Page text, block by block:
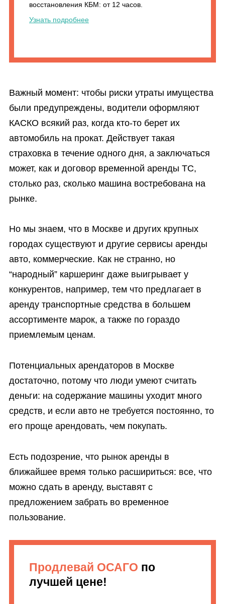
восстановления КБМ: от 12 часов.
Узнать подробнее
Важный момент: чтобы риски утраты имущества
были предупреждены, водители оформляют
КАСКО всякий раз, когда кто-то берет их
автомобиль на прокат. Действует такая
страховка в течение одного дня, а заключаться
может, как и договор временной аренды ТС,
столько раз, сколько машина востребована на
рынке.
Но мы знаем, что в Москве и других крупных
городах существуют и другие сервисы аренды
авто, коммерческие. Как не странно, но
“народный” каршеринг даже выигрывает у
конкурентов, например, тем что предлагает в
аренду транспортные средства в большем
ассортименте марок, а также по гораздо
приемлемым ценам.
Потенциальных арендаторов в Москве
достаточно, потому что люди умеют считать
деньги: на содержание машины уходит много
средств, и если авто не требуется постоянно, то
его проще арендовать, чем покупать.
Есть подозрение, что рынок аренды в
ближайшее время только расшириться: все, что
можно сдать в аренду, выставят с
предложением забрать во временное
пользование.
Продлевай ОСАГО по
лучшей цене!